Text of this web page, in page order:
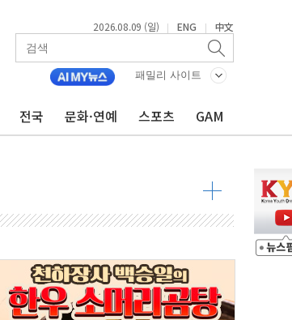
2026.08.09 (일) | ENG | 中文
패밀리 사이트
전국 문화·연예 스포츠 GAM
식장 복구·지원 '총력'
성공...金 45.42% vs 鄭 44.56%
당대표 후보
석 47.75% 정청래 42.08%
정청래 39.89% 송영길 7.47%
부족 현실화